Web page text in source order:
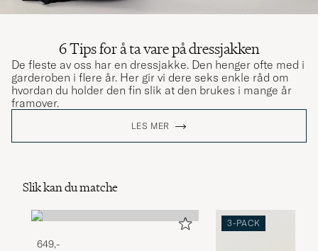
6 Tips for å ta vare på dressjakken
De fleste av oss har en dressjakke. Den henger ofte med i
garderoben i flere år. Her gir vi dere seks enkle råd om
hvordan du holder den fin slik at den brukes i mange år
framover.
LES MER
Slik kan du matche
649,-
3-PACK